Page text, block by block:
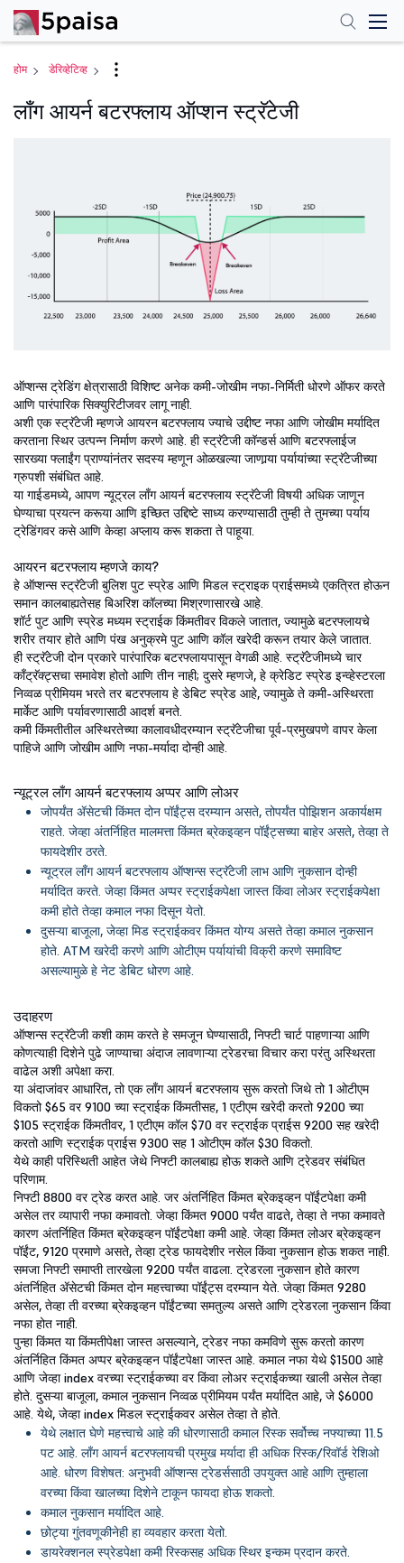
होम डेरिव्हेटिव्ह
लाँग आयर्न बटरफ्लाय ऑप्शन स्ट्रॅटेजी
ऑप्शन्स ट्रेडिंग क्षेत्रासाठी विशिष्ट अनेक कमी-जोखीम नफा-निर्मिती धोरणे ऑफर करते
आणि पारंपारिक सिक्युरिटीजवर लागू नाही.
अशी एक स्ट्रॅटेजी म्हणजे आयरन बटरफ्लाय ज्याचे उद्दीष्ट नफा आणि जोखीम मर्यादित
करताना स्थिर उत्पन्न निर्माण करणे आहे. ही स्ट्रॅटेजी कॉन्डर्स आणि बटरफ्लाईज
सारख्या फ्लाईंग प्राण्यांनंतर सदस्य म्हणून ओळखल्या जाणार्‍या पर्यायांच्या स्ट्रॅटेजीच्या
ग्रुपशी संबंधित आहे.
या गाईडमध्ये, आपण न्यूट्रल लाँग आयर्न बटरफ्लाय स्ट्रॅटेजी विषयी अधिक जाणून
घेण्याचा प्रयत्न करूया आणि इच्छित उद्दिष्टे साध्य करण्यासाठी तुम्ही ते तुमच्या पर्याय
ट्रेडिंगवर कसे आणि केव्हा अप्लाय करू शकता ते पाहूया.
आयरन बटरफ्लाय म्हणजे काय?
हे ऑप्शन्स स्ट्रॅटेजी बुलिश पुट स्प्रेड आणि मिडल स्ट्राइक प्राईसमध्ये एकत्रित होऊन
समान कालबाह्यतेसह बिअरिश कॉलच्या मिश्रणासारखे आहे.
शॉर्ट पुट आणि स्प्रेड मध्यम स्ट्राईक किंमतीवर विकले जातात, ज्यामुळे बटरफ्लायचे
शरीर तयार होते आणि पंख अनुक्रमे पुट आणि कॉल खरेदी करून तयार केले जातात.
ही स्ट्रॅटेजी दोन प्रकारे पारंपारिक बटरफ्लायपासून वेगळी आहे. स्ट्रॅटेजीमध्ये चार
काँट्रॅक्ट्सचा समावेश होतो आणि तीन नाही; दुसरे म्हणजे, हे क्रेडिट स्प्रेड इन्व्हेस्टरला
निव्वळ प्रीमियम भरते तर बटरफ्लाय हे डेबिट स्प्रेड आहे, ज्यामुळे ते कमी-अस्थिरता
मार्केट आणि पर्यावरणासाठी आदर्श बनते.
कमी किंमतीतील अस्थिरतेच्या कालावधीदरम्यान स्ट्रॅटेजीचा पूर्व-प्रमुखपणे वापर केला
पाहिजे आणि जोखीम आणि नफा-मर्यादा दोन्ही आहे.
न्यूट्रल लाँग आयर्न बटरफ्लाय अप्पर आणि लोअर
जोपर्यंत ॲसेटची किंमत दोन पॉईंट्स दरम्यान असते, तोपर्यंत पोझिशन अकार्यक्षम
राहते. जेव्हा अंतर्निहित मालमत्ता किंमत ब्रेकइव्हन पॉईंट्सच्या बाहेर असते, तेव्हा ते
फायदेशीर ठरते.
न्यूट्रल लाँग आयर्न बटरफ्लाय ऑप्शन्स स्ट्रॅटेजी लाभ आणि नुकसान दोन्ही
मर्यादित करते. जेव्हा किंमत अप्पर स्ट्राईकपेक्षा जास्त किंवा लोअर स्ट्राईकपेक्षा
कमी होते तेव्हा कमाल नफा दिसून येतो.
दुसऱ्या बाजूला, जेव्हा मिड स्ट्राईकवर किंमत योग्य असते तेव्हा कमाल नुकसान
होते. ATM खरेदी करणे आणि ओटीएम पर्यायांची विक्री करणे समाविष्ट
असल्यामुळे हे नेट डेबिट धोरण आहे.
उदाहरण
ऑप्शन्स स्ट्रॅटेजी कशी काम करते हे समजून घेण्यासाठी, निफ्टी चार्ट पाहणाऱ्या आणि
कोणत्याही दिशेने पुढे जाण्याचा अंदाज लावणाऱ्या ट्रेडरचा विचार करा परंतु अस्थिरता
वाढेल अशी अपेक्षा करा.
या अंदाजांवर आधारित, तो एक लाँग आयर्न बटरफ्लाय सुरू करतो जिथे तो 1 ओटीएम
विकतो $65 वर 9100 च्या स्ट्राईक किंमतीसह, 1 एटीएम खरेदी करतो 9200 च्या
$105 स्ट्राईक किंमतीवर, 1 एटीएम कॉल $70 वर स्ट्राईक प्राईस 9200 सह खरेदी
करतो आणि स्ट्राईक प्राईस 9300 सह 1 ओटीएम कॉल $30 विकतो.
येथे काही परिस्थिती आहेत जेथे निफ्टी कालबाह्य होऊ शकते आणि ट्रेडवर संबंधित
परिणाम.
निफ्टी 8800 वर ट्रेड करत आहे. जर अंतर्निहित किंमत ब्रेकइव्हन पॉईंटपेक्षा कमी
असेल तर व्यापारी नफा कमावतो. जेव्हा किंमत 9000 पर्यंत वाढते, तेव्हा ते नफा कमावते
कारण अंतर्निहित किंमत ब्रेकइव्हन पॉईंटपेक्षा कमी आहे. जेव्हा किंमत लोअर ब्रेकइव्हन
पॉईंट, 9120 प्रमाणे असते, तेव्हा ट्रेड फायदेशीर नसेल किंवा नुकसान होऊ शकत नाही.
समजा निफ्टी समाप्ती तारखेला 9200 पर्यंत वाढला. ट्रेडरला नुकसान होते कारण
अंतर्निहित ॲसेटची किंमत दोन महत्त्वाच्या पॉईंट्स दरम्यान येते. जेव्हा किंमत 9280
असेल, तेव्हा ती वरच्या ब्रेकइव्हन पॉईंटच्या समतुल्य असते आणि ट्रेडरला नुकसान किंवा
नफा होत नाही.
पुन्हा किंमत या किंमतीपेक्षा जास्त असल्याने, ट्रेडर नफा कमविणे सुरू करतो कारण
अंतर्निहित किंमत अप्पर ब्रेकइव्हन पॉईंटपेक्षा जास्त आहे. कमाल नफा येथे $1500 आहे
आणि जेव्हा index वरच्या स्ट्राईकच्या वर किंवा लोअर स्ट्राईकच्या खाली असेल तेव्हा
होते. दुसऱ्या बाजूला, कमाल नुकसान निव्वळ प्रीमियम पर्यंत मर्यादित आहे, जे $6000
आहे. येथे, जेव्हा index मिडल स्ट्राईकवर असेल तेव्हा ते होते.
येथे लक्षात घेणे महत्त्वाचे आहे की धोरणासाठी कमाल रिस्क सर्वोच्च नफ्याच्या 11.5
पट आहे. लाँग आयर्न बटरफ्लायची प्रमुख मर्यादा ही अधिक रिस्क/रिवॉर्ड रेशिओ
आहे. धोरण विशेषत: अनुभवी ऑप्शन्स ट्रेडर्ससाठी उपयुक्त आहे आणि तुम्हाला
वरच्या किंवा खालच्या दिशेने टाकून फायदा होऊ शकतो.
कमाल नुकसान मर्यादित आहे.
छोट्या गुंतवणूकीनेही हा व्यवहार करता येतो.
डायरेक्शनल स्प्रेडपेक्षा कमी रिस्कसह अधिक स्थिर इन्कम प्रदान करते.